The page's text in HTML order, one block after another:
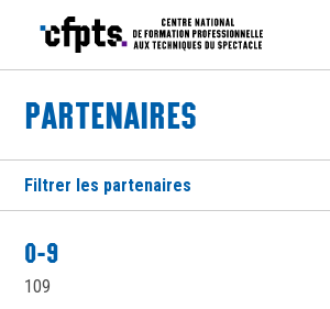
PARTENAIRES
Filtrer les partenaires
0-9
109